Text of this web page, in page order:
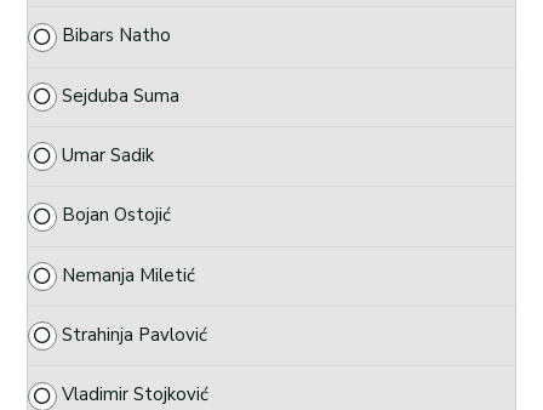
Bibars Natho
Sejduba Suma
Umar Sadik
Bojan Ostojić
Nemanja Miletić
Strahinja Pavlović
Vladimir Stojković